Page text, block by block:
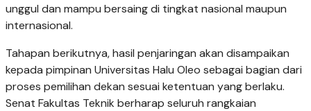
unggul dan mampu bersaing di tingkat nasional maupun
internasional.
Tahapan berikutnya, hasil penjaringan akan disampaikan
kepada pimpinan Universitas Halu Oleo sebagai bagian dari
proses pemilihan dekan sesuai ketentuan yang berlaku.
Senat Fakultas Teknik berharap seluruh rangkaian